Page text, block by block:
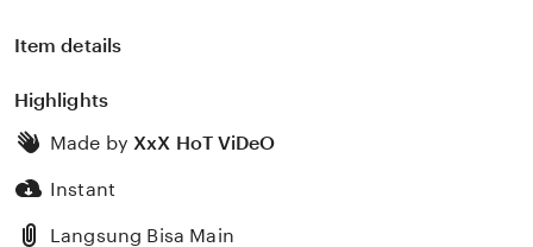
Item details
Highlights
Made by XxX HoT ViDeO
Instant
Langsung Bisa Main